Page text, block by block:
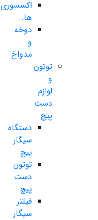
اکسسوری
ها..
دوخه
و
مدواخ
توتون
و
لوازم
دست
پیچ
دستگاه
سیگار
پیچ
توتون
دست
پیچ
فیلتر
سیگار